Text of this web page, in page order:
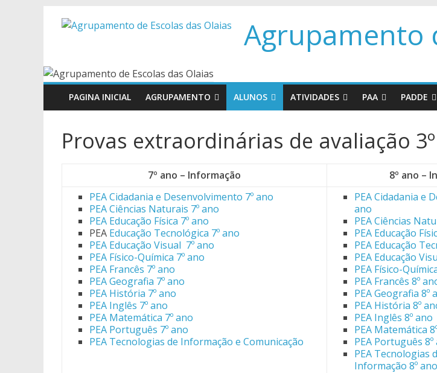
Agrupamento
PAGINA INICIAL AGRUPAMENTO ALUNOS ATIVIDADES PAA PADDE
Provas extraordinárias de avaliação
7º ano – Informação
8º ano –
PEA Cidadania e Desenvolvimento 7º ano
PEA Ciências Naturais 7º ano
PEA Educação Física 7º ano
PEA Educação Tecnológica 7º ano
PEA Educação Visual 7º ano
PEA Físico-Química 7º ano
PEA Francês 7º ano
PEA Geografia 7º ano
PEA História 7º ano
PEA Inglês 7º ano
PEA Matemática 7º ano
PEA Português 7º ano
PEA Tecnologias de Informação e Comunicação
PEA Cidadania e
ano
PEA Ciências
PEA Educação
PEA Educação
PEA Educação
PEA Físico-
PEA Francês 8º
PEA Geografia 8º
PEA História 8º
PEA Inglês 8º ano
PEA Matemática
PEA Português 8º
PEA Tecnologias
Informação 8º ano